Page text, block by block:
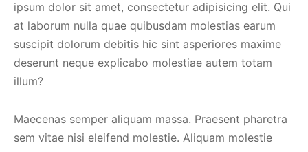
ipsum dolor sit amet, consectetur adipisicing elit. Qui
at laborum nulla quae quibusdam molestias earum
suscipit dolorum debitis hic sint asperiores maxime
deserunt neque explicabo molestiae autem totam
illum?
Maecenas semper aliquam massa. Praesent pharetra
sem vitae nisi eleifend molestie. Aliquam molestie